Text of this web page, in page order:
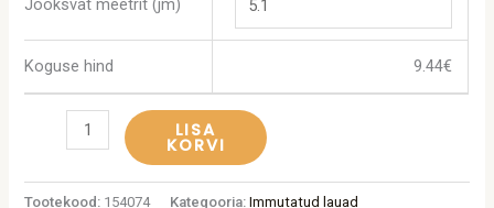
Jooksvat meetrit (jm)
Koguse hind 9.44€
LISA
KORVI
Tootekood: 154074 Kategooria:Immutatud lauad